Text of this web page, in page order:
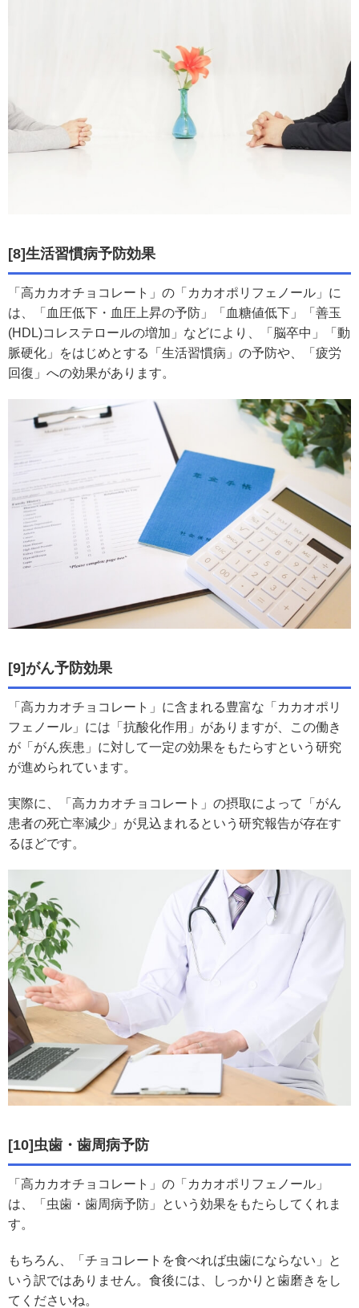
[8]生活習慣病予防効果
「高カカオチョコレート」の「カカオポリフェノール」に
は、「血圧低下・血圧上昇の予防」「血糖値低下」「善玉
(HDL)コレステロールの増加」などにより、「脳卒中」「動
脈硬化」をはじめとする「生活習慣病」の予防や、「疲労
回復」への効果があります。
[9]がん予防効果
「高カカオチョコレート」に含まれる豊富な「カカオポリ
フェノール」には「抗酸化作用」がありますが、この働き
が「がん疾患」に対して一定の効果をもたらすという研究
が進められています。
実際に、「高カカオチョコレート」の摂取によって「がん
患者の死亡率減少」が見込まれるという研究報告が存在す
るほどです。
[10]虫歯・歯周病予防
「高カカオチョコレート」の「カカオポリフェノール」
は、「虫歯・歯周病予防」という効果をもたらしてくれま
す。
もちろん、「チョコレートを食べれば虫歯にならない」と
いう訳ではありません。食後には、しっかりと歯磨きをし
てくださいね。